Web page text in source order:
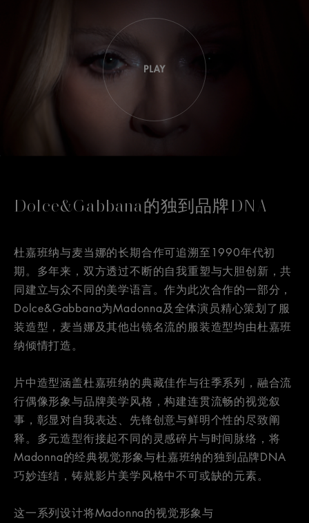
Dolce&Gabbana的独到品牌DNA
杜嘉班纳与麦当娜的长期合作可追溯至1990年代初
期。多年来，双方透过不断的自我重塑与大胆创新，共
同建立与众不同的美学语言。作为此次合作的一部分，
Dolce&Gabbana为Madonna及全体演员精心策划了服
装造型，麦当娜及其他出镜名流的服装造型均由杜嘉班
纳倾情打造。
片中造型涵盖杜嘉班纳的典藏佳作与往季系列，融合流
行偶像形象与品牌美学风格，构建连贯流畅的视觉叙
事，彰显对自我表达、先锋创意与鲜明个性的尽致阐
释。多元造型衔接起不同的灵感碎片与时间脉络，将
Madonna的经典视觉形象与杜嘉班纳的独到品牌DNA
巧妙连结，铸就影片美学风格中不可或缺的元素。
这一系列设计将Madonna的视觉形象与